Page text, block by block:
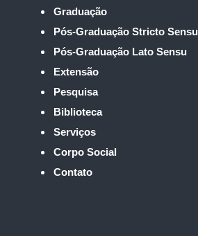
Graduação
Pós-Graduação Stricto Sensu
Pós-Graduação Lato Sensu
Extensão
Pesquisa
Biblioteca
Serviços
Corpo Social
Contato